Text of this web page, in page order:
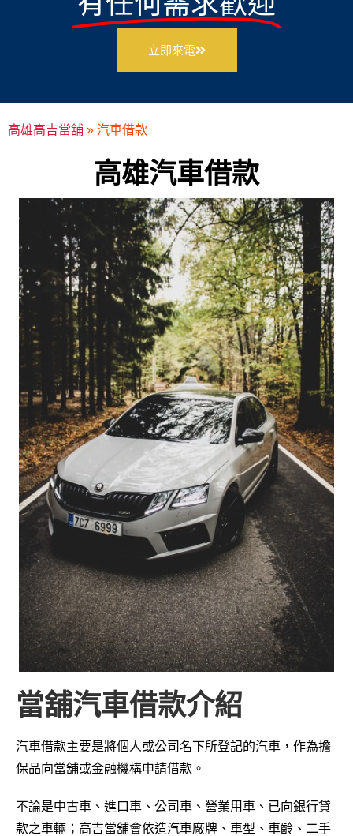
立即來電
高雄高吉當舖 » 汽車借款
高雄汽車借款
當舖汽車借款介紹
汽車借款主要是將個人或公司名下所登記的汽車，作為擔
保品向當舖或金融機構申請借款。
不論是中古車、進口車、公司車、營業用車、已向銀行貸
款之車輛；高吉當舖會依造汽車廠牌、車型、車齡、二手